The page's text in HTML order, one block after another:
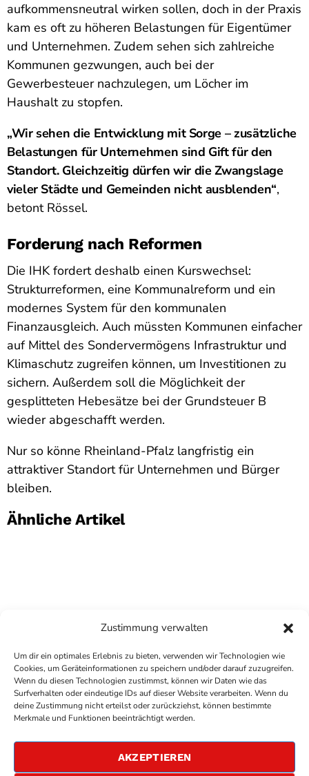
Zustimmung verwalten
Um dir ein optimales Erlebnis zu bieten, verwenden wir Technologien wie
Cookies, um Geräteinformationen zu speichern und/oder darauf zuzugreifen.
Wenn du diesen Technologien zustimmst, können wir Daten wie das
Surfverhalten oder eindeutige IDs auf dieser Website verarbeiten. Wenn du
deine Zustimmung nicht erteilst oder zurückziehst, können bestimmte
Merkmale und Funktionen beeinträchtigt werden.
AKZEPTIEREN
aufkommensneutral wirken sollen, doch in der Praxis
kam es oft zu höheren Belastungen für Eigentümer
und Unternehmen. Zudem sehen sich zahlreiche
Kommunen gezwungen, auch bei der
Gewerbesteuer nachzulegen, um Löcher im
Haushalt zu stopfen.
„Wir sehen die Entwicklung mit Sorge – zusätzliche
Belastungen für Unternehmen sind Gift für den
Standort. Gleichzeitig dürfen wir die Zwangslage
vieler Städte und Gemeinden nicht ausblenden“,
betont Rössel.
Forderung nach Reformen
Die IHK fordert deshalb einen Kurswechsel:
Strukturreformen, eine Kommunalreform und ein
modernes System für den kommunalen
Finanzausgleich. Auch müssten Kommunen einfacher
auf Mittel des Sondervermögens Infrastruktur und
Klimaschutz zugreifen können, um Investitionen zu
sichern. Außerdem soll die Möglichkeit der
gesplitteten Hebesätze bei der Grundsteuer B
wieder abgeschafft werden.
Nur so könne Rheinland-Pfalz langfristig ein
attraktiver Standort für Unternehmen und Bürger
bleiben.
Ähnliche Artikel
COPYRIGHTANTENNE BAD KREUZNACH